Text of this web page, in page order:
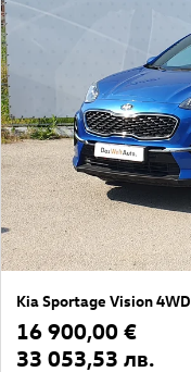
Kia Sportage Vision 4WD
16 900,00 €
33 053,53 лв.